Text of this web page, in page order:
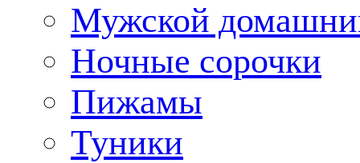
Мужской
Ночные сорочки
Пижамы
Туники